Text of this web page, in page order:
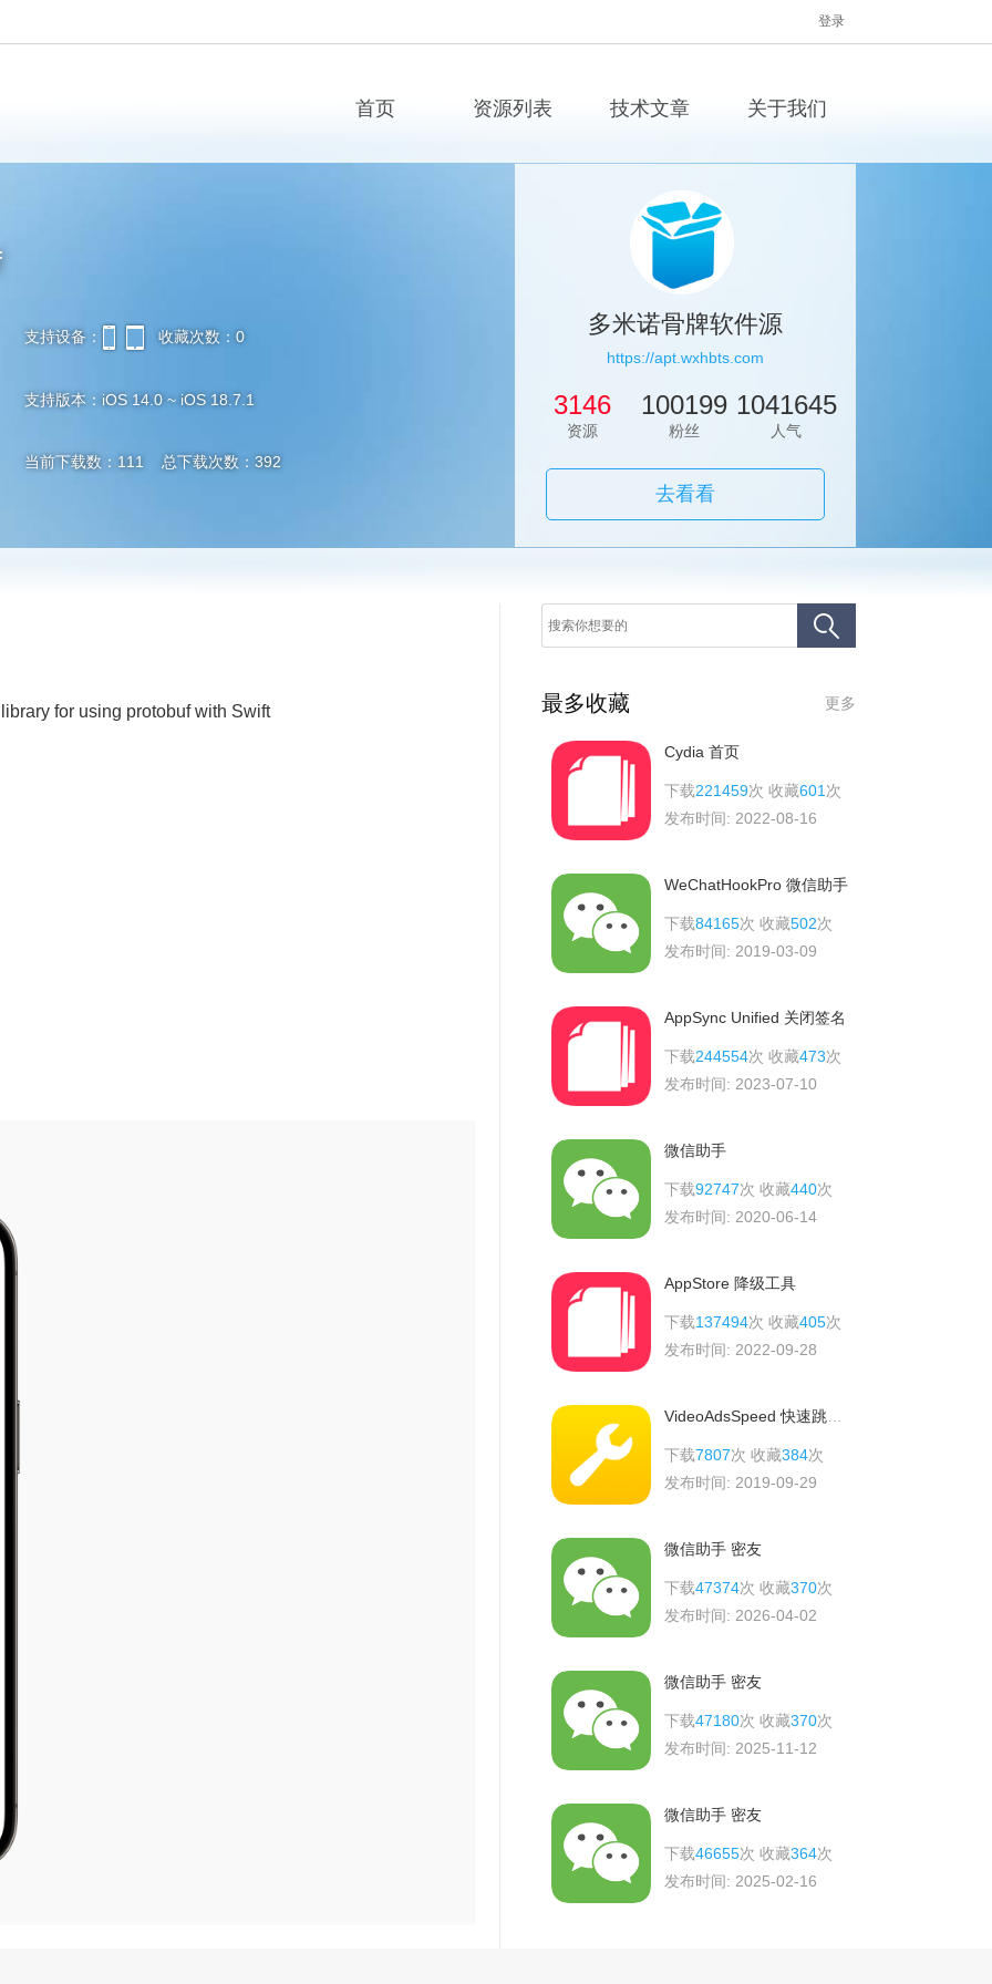
登录
首页 资源列表 技术文章 关于我们
支持设备： 收藏次数：0
支持版本：iOS 14.0 ~ iOS 18.7.1
当前下载数：111 总下载次数：392
多米诺骨牌软件源
https://apt.wxhbts.com
3146
资源
100199
粉丝
1041645
人气
去看看
for using protobuf with Swift 最多收藏 更多
Cydia 首页
下载221459次 收藏601 次
发布时间: 2022-08-16
WeChatHookPro 微信助手
下载84165次 收藏502次
发布时间: 2019-03-09
AppSync Unified 关闭签名
下载244554次 收藏473次
发布时间: 2023-07-10
微信助手
下载92747次 收藏440次
发布时间: 2020-06-14
AppStore 降级工具
下载137494次 收藏405次
发布时间: 2022-09-28
下载7807次 收藏384次
发布时间: 2019-09-29
微信助手 密友
下载47374次 收藏370次
发布时间: 2026-04-02
微信助手 密友
下载47180次 收藏370次
发布时间: 2025-11-12
微信助手 密友
下载46655次 收藏364次
发布时间: 2025-02-16